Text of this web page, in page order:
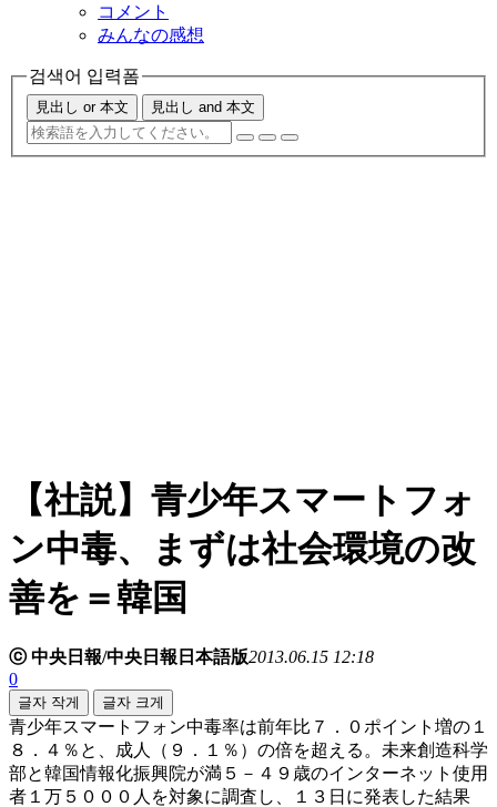
コメント
みんなの感想
검색어 입력폼
見出し or 本文 見出し and 本文
【社説】青少年スマートフォ
ン中毒、まずは社会環境の改
善を＝韓国
ⓒ 中央日報/中央日報日本語版2013.06.15 12:18
0
글자 작게 글자 크게
青少年スマートフォン中毒率は前年比７．０ポイント増の１
８．４％と、成人（９．１％）の倍を超える。未来創造科学
部と韓国情報化振興院が満５－４９歳のインターネット使用
者１万５０００人を対象に調査し、１３日に発表した結果